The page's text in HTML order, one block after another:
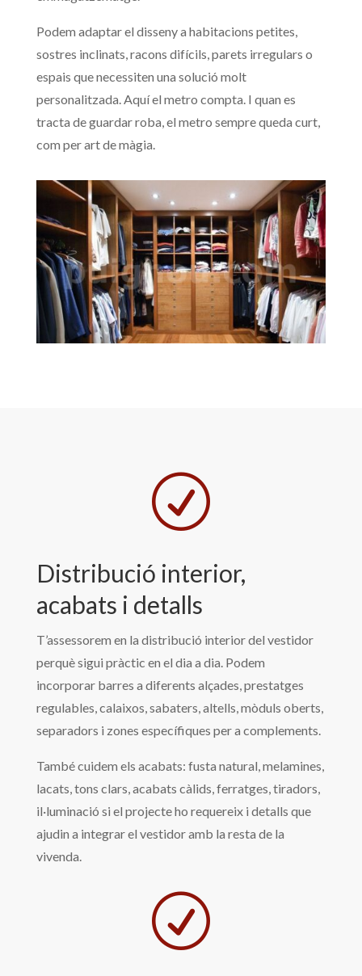
Podem adaptar el disseny a habitacions petites,
sostres inclinats, racons difícils, parets irregulars o
espais que necessiten una solució molt
personalitzada. Aquí el metro compta. I quan es
tracta de guardar roba, el metro sempre queda curt,
com per art de màgia.
R
Distribució interior,
acabats i detalls
T’assessorem en la distribució interior del vestidor
perquè sigui pràctic en el dia a dia. Podem
incorporar barres a diferents alçades, prestatges
regulables, calaixos, sabaters, altells, mòduls oberts,
separadors i zones específiques per a complements.
També cuidem els acabats: fusta natural, melamines,
lacats, tons clars, acabats càlids, ferratges, tiradors,
il·luminació si el projecte ho requereix i detalls que
ajudin a integrar el vestidor amb la resta de la
vivenda.
R